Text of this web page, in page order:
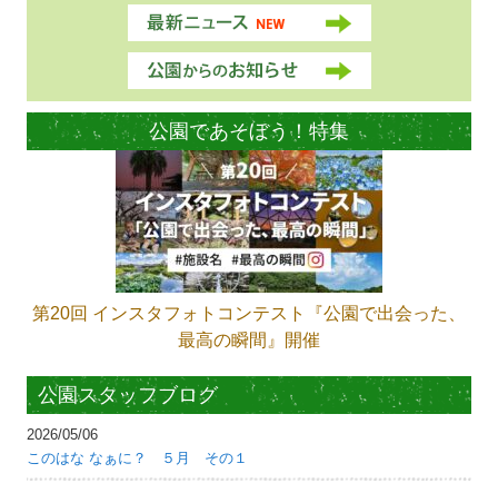
公園であそぼう！特集
第20回 インスタフォトコンテスト『公園で出会った、
最高の瞬間』開催
公園スタッフブログ
2026/05/06
このはな なぁに？ ５月 その１